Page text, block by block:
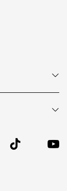
TikTok